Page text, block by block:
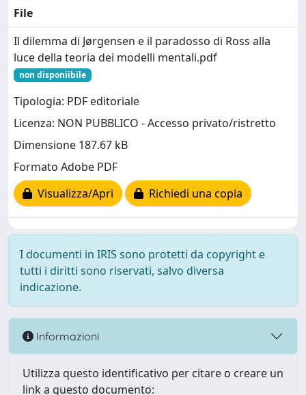
File
Il dilemma di Jørgensen e il paradosso di Ross alla
luce della teoria dei modelli mentali.pdf
non disponiibile
Tipologia: PDF editoriale
Licenza: NON PUBBLICO - Accesso privato/ristretto
Dimensione 187.67 kB
Formato Adobe PDF
Visualizza/Apri
Richiedi una copia
I documenti in IRIS sono protetti da copyright e
tutti i diritti sono riservati, salvo diversa
indicazione.
Informazioni
Utilizza questo identificativo per citare o creare un
link a questo documento: